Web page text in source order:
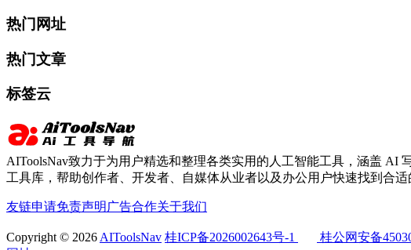
热门网址
热门文章
标签云
AIToolsNav致力于为用户精选和整理各类实用的人工智能工具，涵盖
工具库，帮助创作者、开发者、自媒体从业者以及办公用户快速找到合适
友链申请免责声明 广告合作关于我们
Copyright © 2026 AIToolsNav 桂ICP备2026002643号-1
桂公网安备